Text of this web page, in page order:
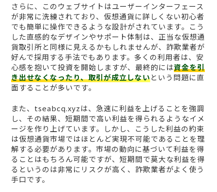
さらに、このウェブサイトはユーザーインターフェース
が非常に洗練されており、仮想通貨に詳しくない初心者
でも簡単に操作できるような設計がされています。こう
した直感的なデザインやサポート体制は、正当な仮想通
貨取引所と同様に見えるかもしれませんが、詐欺業者が
好んで採用する手法でもあります。多くの利用者は、安
心感を抱いて投資を開始しますが、最終的には資金を引
き出せなくなったり、取引が成立しないという問題に直
面することが多いです。
また、tseabcq.xyzは、急速に利益を上げることを強調
し、その結果、短期間で高い利益を得られるようなイメ
ージを作り上げています。しかし、こうした利益の約束
は仮想通貨市場ではほとんど実現不可能であることを理
解する必要があります。市場の動向に基づいて利益を得
ることはもちろん可能ですが、短期間で莫大な利益を得
るというのは非常にリスクが高く、詐欺業者がよく使う
手口です。